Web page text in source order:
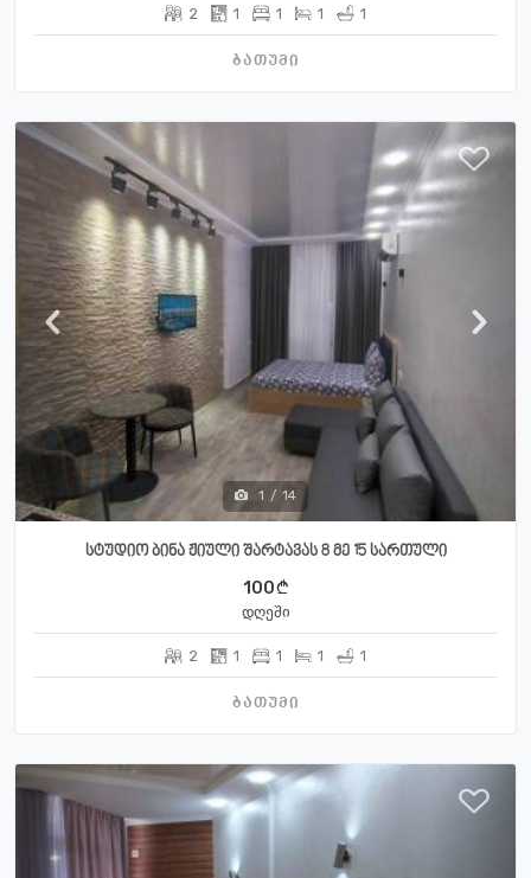
2 1 1 1 1
ბათუმი
1 / 14
სტუდიო ბინა ჟიული შარტავას 8 მე 15 სართული
100
დღეში
2 1 1 1 1
ბათუმი